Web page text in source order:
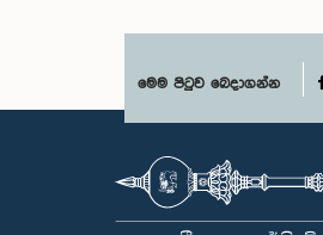
මෙම පිටුව බෙදාගන්න